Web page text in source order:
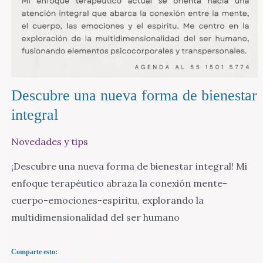
Descubre una nueva forma de bienestar
integral
Novedades y tips
¡Descubre una nueva forma de bienestar integral! Mi
enfoque terapéutico abraza la conexión mente-
cuerpo-emociones-espíritu, explorando la
multidimensionalidad del ser humano
Comparte esto: